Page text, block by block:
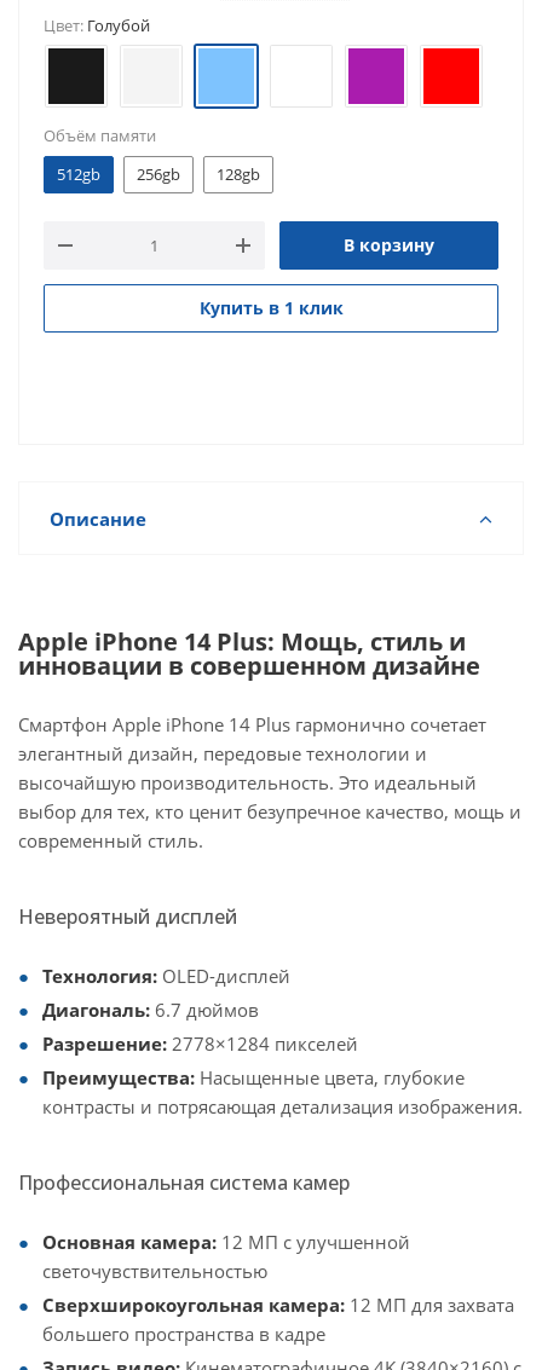
Цвет: Голубой
Объём памяти
512gb
256gb 128gb
В корзину
Купить в 1 клик
Описание
Apple iPhone 14 Plus: Мощь, стиль и
инновации в совершенном дизайне
Смартфон Apple iPhone 14 Plus гармонично сочетает
элегантный дизайн, передовые технологии и
высочайшую производительность. Это идеальный
выбор для тех, кто ценит безупречное качество, мощь и
современный стиль.
Невероятный дисплей
Технология: OLED-дисплей
Диагональ: 6.7 дюймов
Разрешение: 2778×1284 пикселей
Преимущества: Насыщенные цвета, глубокие
контрасты и потрясающая детализация изображения.
Профессиональная система камер
Основная камера: 12 МП с улучшенной
светочувствительностью
Сверхширокоугольная камера: 12 МП для захвата
большего пространства в кадре